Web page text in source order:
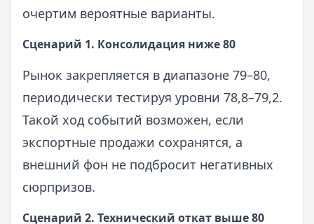
очертим вероятные варианты.
Сценарий 1. Консолидация ниже 80
Рынок закрепляется в диапазоне 79–80,
периодически тестируя уровни 78,8–79,2.
Такой ход событий возможен, если
экспортные продажи сохранятся, а
внешний фон не подбросит негативных
сюрпризов.
Сценарий 2. Технический откат выше 80